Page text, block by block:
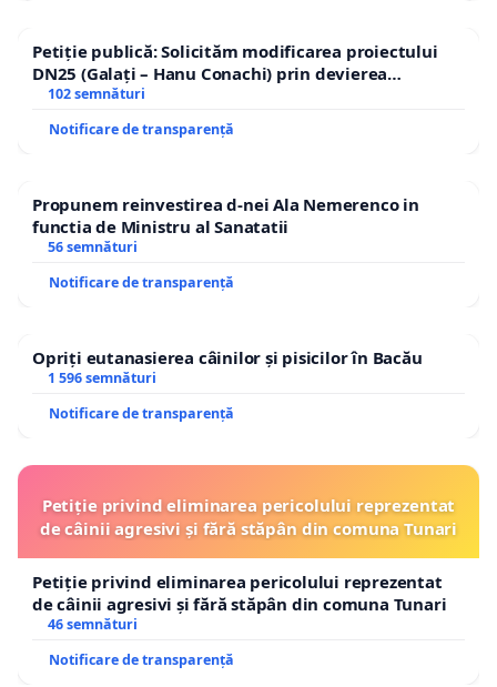
Petiție publică: Solicităm modificarea proiectului
DN25 (Galați – Hanu Conachi) prin devierea
traseului în afara localităților!
102 semnături
Notificare de transparență
Propunem reinvestirea d-nei Ala Nemerenco in
functia de Ministru al Sanatatii
56 semnături
Notificare de transparență
Opriți eutanasierea câinilor și pisicilor în Bacău
1 596 semnături
Notificare de transparență
Petiție privind eliminarea pericolului reprezentat
de câinii agresivi și fără stăpân din comuna Tunari
Petiție privind eliminarea pericolului reprezentat
de câinii agresivi și fără stăpân din comuna Tunari
46 semnături
Notificare de transparență